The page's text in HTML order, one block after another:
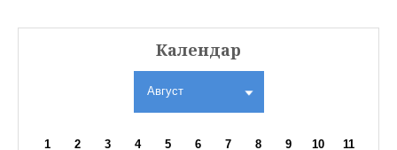
Календар
Август
1 2 3 4 5 6 7 8 9 10
11